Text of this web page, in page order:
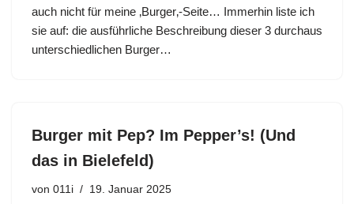
auch nicht für meine ‚Burger‚-Seite… Immerhin liste ich
sie auf: die ausführliche Beschreibung dieser 3 durchaus
unterschiedlichen Burger…
Burger mit Pep? Im Pepper’s! (Und
das in Bielefeld)
von 011i 19. Januar 2025